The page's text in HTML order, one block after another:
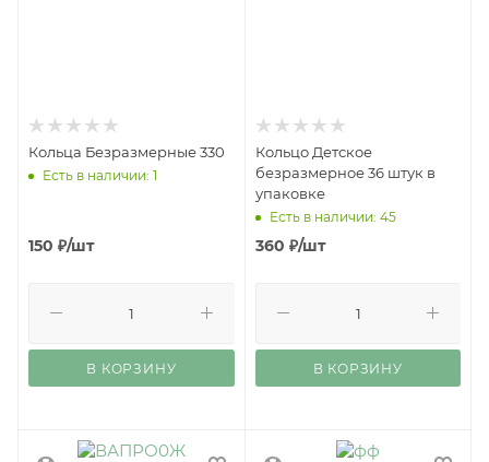
Кольца Безразмерные 330
Есть в наличии: 1
150 ₽/шт
В КОРЗИНУ
Кольцо Детское
безразмерное 36 штук в
упаковке
Есть в наличии: 45
360 ₽/шт
В КОРЗИНУ